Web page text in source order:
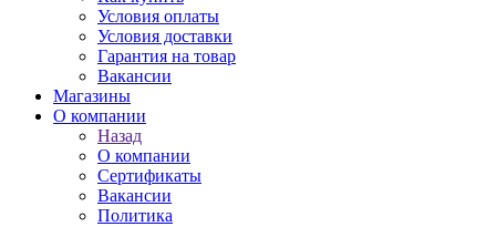
Условия оплаты
Условия доставки
Гарантия на товар
Вакансии
Магазины
О компании
Назад
О компании
Сертификаты
Вакансии
Политика